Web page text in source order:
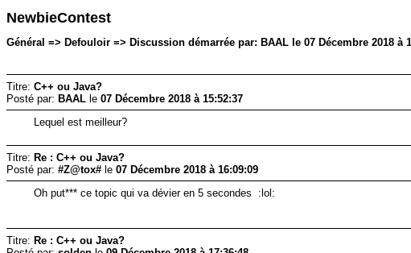
NewbieContest
Général => Defouloir => Discussion démarrée par: BAAL le 07 Décembre 2018 à
Titre: C++ ou Java?
Posté par: BAAL le 07 Décembre 2018 à 15:52:37
Lequel est meilleur?
Titre: Re : C++ ou Java?
Posté par: #Z@tox# le 07 Décembre 2018 à 16:09:09
Oh put*** ce topic qui va dévier en 5 secondes :lol:
Titre: Re : C++ ou Java?